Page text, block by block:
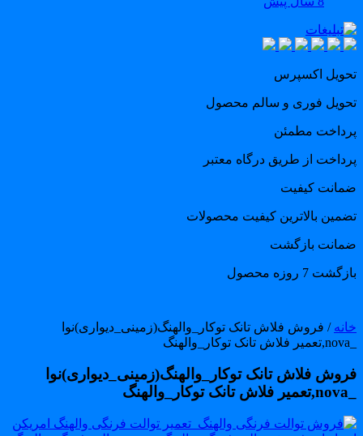
اکسپرس
فوری و سالم محصول
مطمئن
از طریق درگاه معتبر
کیفیت
بالاترین کیفیت محصولات
بازگشت
7 روزه محصول
/ فروش فلاش تانک توکار_والهنگ(زمینی_دیواری)نوا
فلاش تانک توکار_والهنگ(زمینی_دیواری)نوا